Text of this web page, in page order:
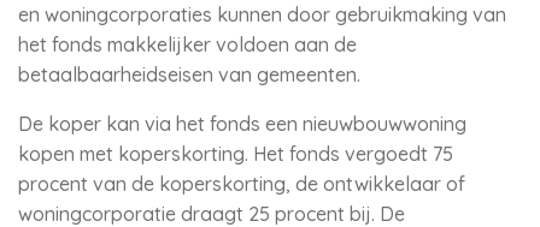
en woningcorporaties kunnen door gebruikmaking van
het fonds makkelijker voldoen aan de
betaalbaarheidseisen van gemeenten.
De koper kan via het fonds een nieuwbouwwoning
kopen met koperskorting. Het fonds vergoedt 75
procent van de koperskorting, de ontwikkelaar of
woningcorporatie draagt 25 procent bij. De